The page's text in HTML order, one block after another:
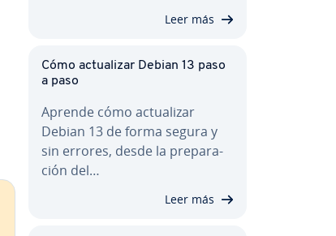
Leer más
Cómo ac­tua­li­zar Debian 13 paso
a paso
Aprende cómo ac­tua­li­zar
Debian 13 de forma segura y
sin errores, desde la pre­pa­ra­
ción del…
Leer más